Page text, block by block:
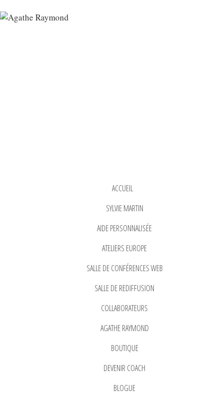
ACCUEIL
SYLVIE MARTIN
AIDE PERSONNALISÉE
ATELIERS EUROPE
SALLE DE CONFÉRENCES WEB
SALLE DE REDIFFUSION
COLLABORATEURS
AGATHE RAYMOND
BOUTIQUE
DEVENIR COACH
BLOGUE